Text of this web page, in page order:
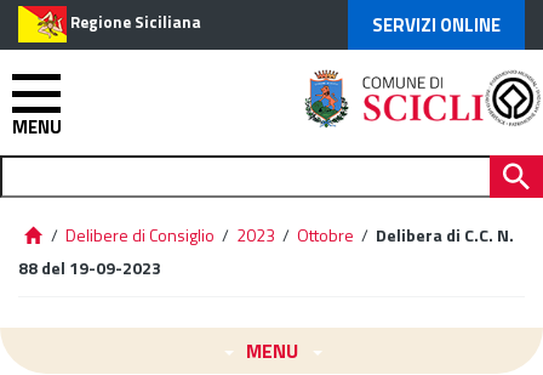
Regione Siciliana SERVIZI ONLINE
MENU
/ Delibere di Consiglio / 2023 / Ottobre / Delibera di C.C. N.
88 del 19-09-2023
MENU